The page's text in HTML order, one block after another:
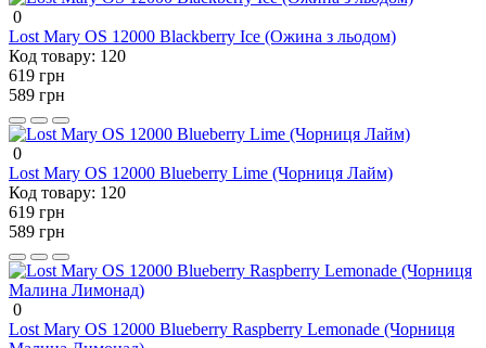
0
Lost Mary OS 12000 Blackberry Ice (Ожина з льодом)
Код товару: 120
619 грн
589 грн
0
Lost Mary OS 12000 Blueberry Lime (Чорниця Лайм)
Код товару: 120
619 грн
589 грн
0
Lost Mary OS 12000 Blueberry Raspberry Lemonade (Чорниця